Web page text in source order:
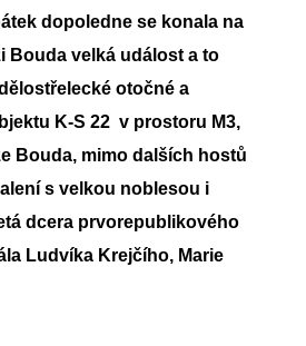
dopoledne se konala na
Bouda velká událost a to
otočné a
K-S 22 v prostoru M3,
Bouda, mimo dalších hostů
s velkou noblesou i
dcera prvorepublikového
Ludvíka Krejčího, Marie